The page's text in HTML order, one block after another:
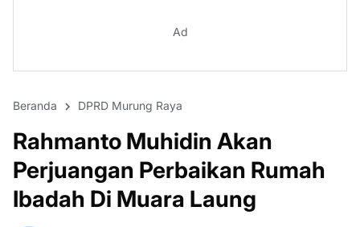
Ad
Beranda DPRD Murung Raya
Rahmanto Muhidin Akan
Perjuangan Perbaikan Rumah
Ibadah Di Muara Laung